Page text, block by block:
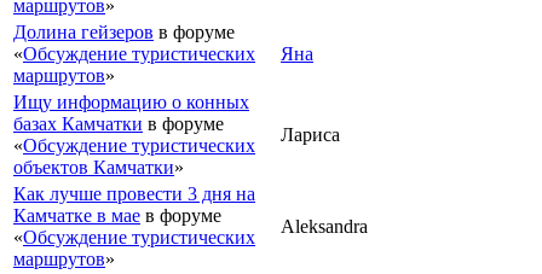
маршрутов»
Долина гейзеров в форуме
«Обсуждение туристических
маршрутов»
Яна
Ищу информацию о конных
базах Камчатки в форуме
«Обсуждение туристических
объектов Камчатки»
Лариса
Как лучше провести 3 дня на
Камчатке в мае в форуме
«Обсуждение туристических
маршрутов»
Aleksandra